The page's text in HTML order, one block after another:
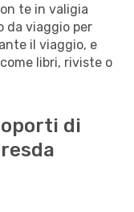
te in valigia
da viaggio per
il viaggio, e
libri, riviste o
di